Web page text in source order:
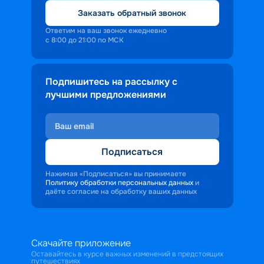
Заказать обратный звонок
Ответим на ваш звонок ежедневно
с 8:00 до 21:00 по МСК
Подпишитесь на рассылку с
лучшими предложениями
Подписаться
Нажимая «Подписаться» вы принимаете
Политику обработки персональных данных и
даёте согласие на обработку ваших данных
Скачайте приложение
Оставайтесь в курсе важных изменений в предстоящих
путешествиях